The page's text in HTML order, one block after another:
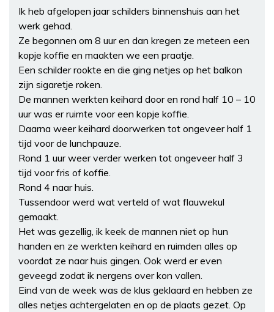
Ik heb afgelopen jaar schilders binnenshuis aan het
werk gehad.
Ze begonnen om 8 uur en dan kregen ze meteen een
kopje koffie en maakten we een praatje.
Een schilder rookte en die ging netjes op het balkon
zijn sigaretje roken.
De mannen werkten keihard door en rond half 10 – 10
uur was er ruimte voor een kopje koffie.
Daarna weer keihard doorwerken tot ongeveer half 1
tijd voor de lunchpauze.
Rond 1 uur weer verder werken tot ongeveer half 3
tijd voor fris of koffie.
Rond 4 naar huis.
Tussendoor werd wat verteld of wat flauwekul
gemaakt.
Het was gezellig, ik keek de mannen niet op hun
handen en ze werkten keihard en ruimden alles op
voordat ze naar huis gingen. Ook werd er even
geveegd zodat ik nergens over kon vallen.
Eind van de week was de klus geklaard en hebben ze
alles netjes achtergelaten en op de plaats gezet. Op